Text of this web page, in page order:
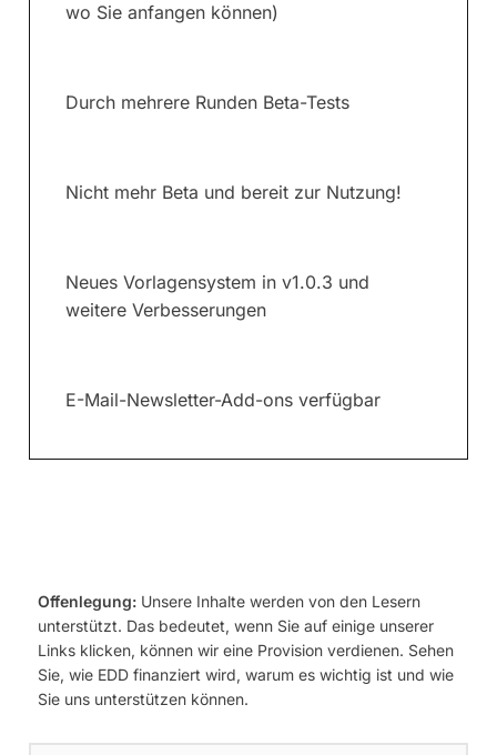
wo Sie anfangen können)
Durch mehrere Runden Beta-Tests
Nicht mehr Beta und bereit zur Nutzung!
Neues Vorlagensystem in v1.0.3 und
weitere Verbesserungen
E-Mail-Newsletter-Add-ons verfügbar
Offenlegung: Unsere Inhalte werden von den Lesern
unterstützt. Das bedeutet, wenn Sie auf einige unserer
Links klicken, können wir eine Provision verdienen. Sehen
Sie, wie EDD finanziert wird, warum es wichtig ist und wie
Sie uns unterstützen können.